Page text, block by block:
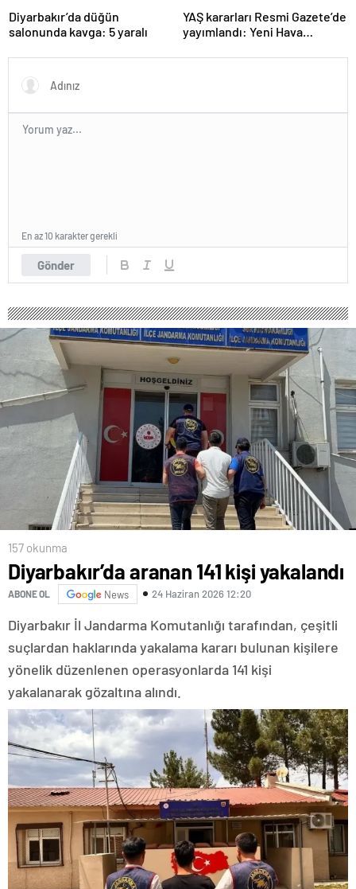
Diyarbakır’da düğün
salonunda kavga: 5 yaralı
YAŞ kararları Resmi Gazete’de
yayımlandı: Yeni Hava
Orgeneral Rafet Dalkıran
Gönder
En az 10 karakter gerekli
157 okunma
Diyarbakır’da aranan 141 kişi yakalandı
ABONE OL News 24 Haziran 2026 12:20
Diyarbakır İl Jandarma Komutanlığı tarafından, çeşitli
suçlardan haklarında yakalama kararı bulunan kişilere
yönelik düzenlenen operasyonlarda 141 kişi
yakalanarak gözaltına alındı.